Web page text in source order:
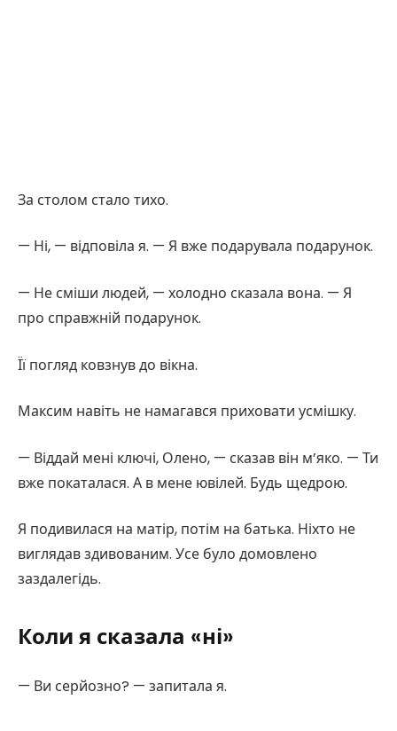
За столом стало тихо.
— Ні, — відповіла я. — Я вже подарувала подарунок.
— Не сміши людей, — холодно сказала вона. — Я
про справжній подарунок.
Її погляд ковзнув до вікна.
Максим навіть не намагався приховати усмішку.
— Віддай мені ключі, Олено, — сказав він м’яко. — Ти
вже покаталася. А в мене ювілей. Будь щедрою.
Я подивилася на матір, потім на батька. Ніхто не
виглядав здивованим. Усе було домовлено
заздалегідь.
Коли я сказала «ні»
— Ви серйозно? — запитала я.